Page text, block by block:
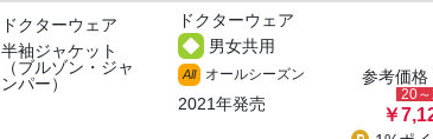
ドクターウェア
半袖ジャケット
（ブルゾン・ジャ
ンパー）
ドクターウェア
男女共用
All オールシーズン
2021年発売
参考価格
20
￥